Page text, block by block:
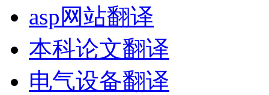
asp网站翻译
本科论文翻译
电气设备翻译